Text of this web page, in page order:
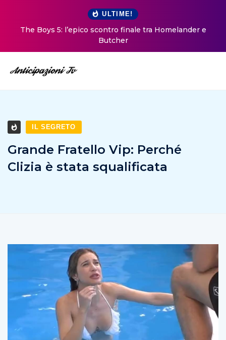
ULTIME!
The Boys 5: l’epico scontro finale tra Homelander e
Butcher
IL SEGRETO
Grande Fratello Vip: Perché
Clizia è stata squalificata